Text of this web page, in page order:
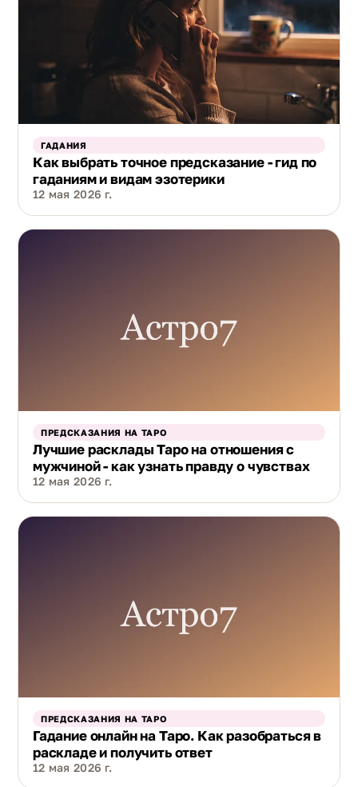
ГАДАНИЯ
Как выбрать точное предсказание - гид по
гаданиям и видам эзотерики
12 мая 2026 г.
ПРЕДСКАЗАНИЯ НА ТАРО
Лучшие расклады Таро на отношения с
мужчиной - как узнать правду о чувствах
12 мая 2026 г.
ПРЕДСКАЗАНИЯ НА ТАРО
Гадание онлайн на Таро. Как разобраться в
раскладе и получить ответ
12 мая 2026 г.